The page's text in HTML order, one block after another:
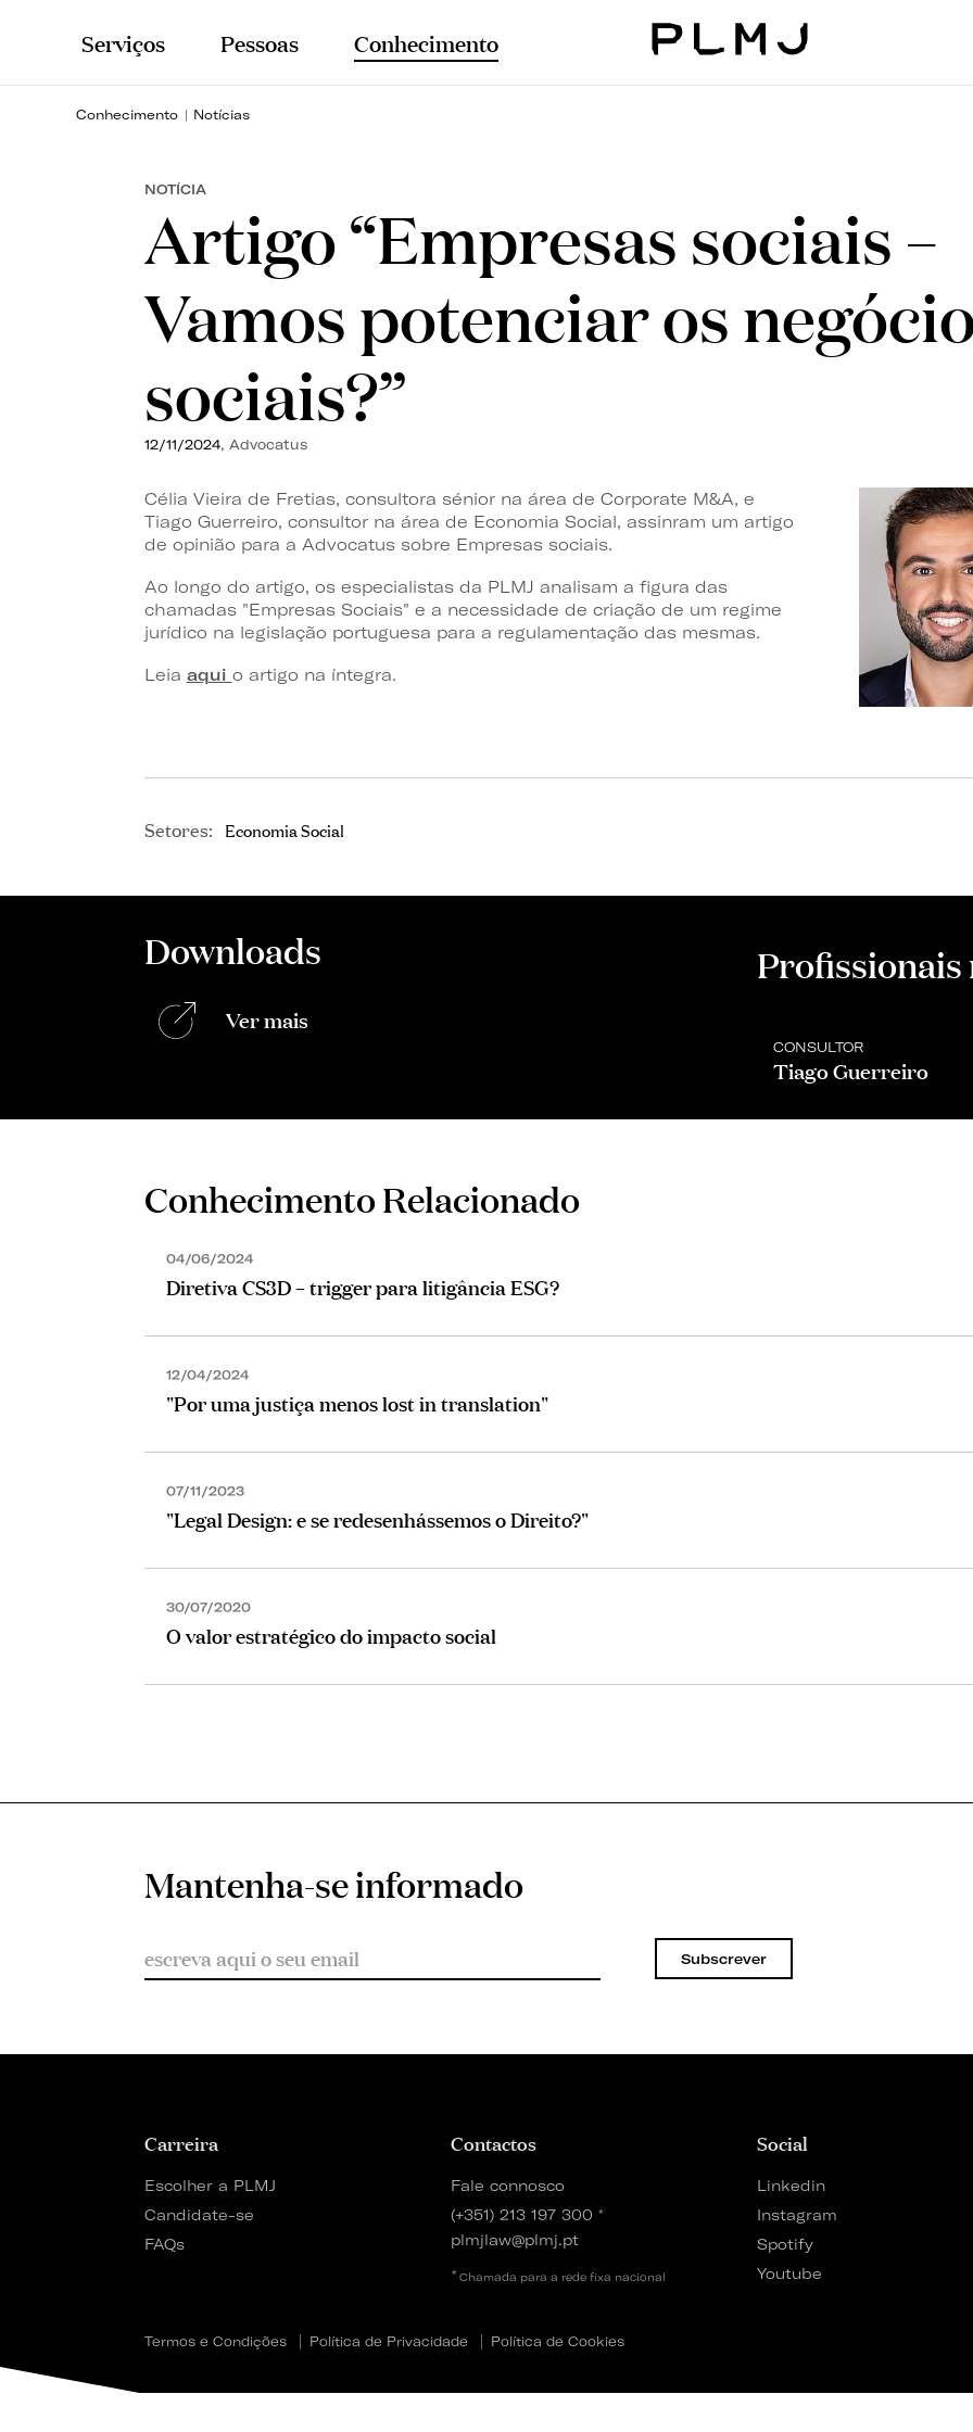
PLMJ
Serviços Pessoas Conhecimento
Conhecimento Notícias
NOTÍCIA
Artigo “Empresas sociais –
Vamos potenciar os
sociais?”
12/11/2024, Advocatus
Célia Vieira de Fretias, consultora sénior na área de Corporate M&A, e
Tiago Guerreiro, consultor na área de Economia Social, assinram um artigo
de opinião para a Advocatus sobre Empresas sociais.
Ao longo do artigo, os especialistas da PLMJ analisam a figura das
chamadas "Empresas Sociais" e a necessidade de criação de um regime
jurídico na legislação portuguesa para a regulamentação das mesmas.
Leia aqui o artigo na íntegra.
Setores: Economia Social
Downloads
Ver mais
CONSULTOR
Tiago Guerreiro
Conhecimento Relacionado
04/06/2024
Diretiva CS3D – trigger para litigância ESG?
12/04/2024
"Por uma justiça menos lost in translation"
07/11/2023
"Legal Design: e se redesenhássemos o Direito?"
30/07/2020
O valor estratégico do impacto social
Mantenha-se informado
Subscrever
Carreira
Escolher a PLMJ
Candidate-se
FAQs
Contactos
Fale connosco
(+351) 213 197 300 *
plmjlaw@plmj.pt
* Chamada para a rede fixa nacional
Social
Linkedin
Instagram
Spotify
Youtube
Termos e Condições Política de Privacidade Política de Cookies